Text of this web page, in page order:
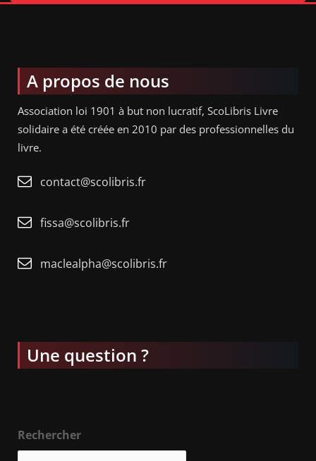
A propos de nous
Association loi 1901 à but non lucratif, ScoLibris Livre
solidaire a été créée en 2010 par des professionnelles du
livre.
contact@scolibris.fr
fissa@scolibris.fr
maclealpha@scolibris.fr
Une question ?
Rechercher